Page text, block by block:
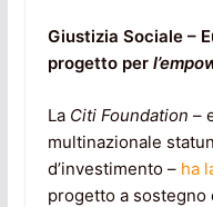
Giustizia Sociale –
progetto per
La Citi Foundation –
multinazionale
d’investimento – ha
progetto a sostegno